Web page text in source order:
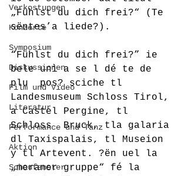
Verkostungen
Konzerte
Symposium
Diskussionen
Film und Video
Literatur
Performance und Tanz
Aktion
Schaufenster
„Fühlst du dich frei?“ (Te
sëntes’a liede?).
“Fühlst du dich frei?” ie
bele unì a se l dé te de
plu  pos? sciche tl
Landesmuseum Schloss Tirol,
a Castel Pergine, tl
Schloss  Bruck, tla galaria
dl Taxispalais, tl Museion
y tl Artevent. ?ën uel la
„meraner gruppe“ fé la